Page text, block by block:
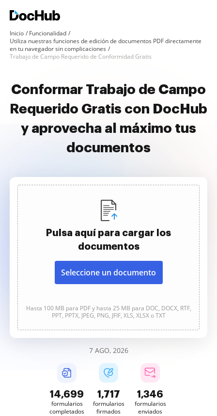
Inicio
Funcionalidad
Utiliza nuestras funciones de edición de documentos PDF directamente
en tu navegador sin complicaciones
Trabajo de Campo Requerido de Conformidad Gratis
Conformar Trabajo de Campo
Requerido Gratis con DocHub
y aprovecha al máximo tus
documentos
Pulsa aquí para cargar los
documentos
Seleccione un documento
Hasta 100 MB para PDF y hasta 25 MB para DOC, DOCX, RTF,
PPT, PPTX, JPEG, PNG, JFIF, XLS, XLSX o TXT
7 AGO, 2026
14,702
formularios
completados
1,717
formularios
firmados
1,346
formularios
enviados